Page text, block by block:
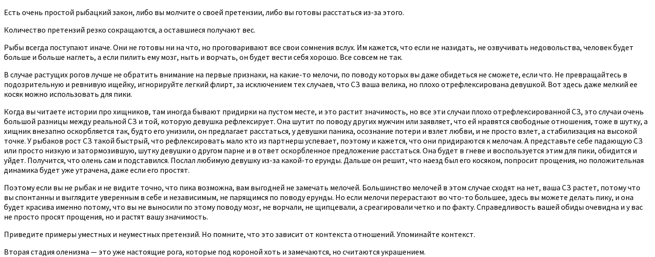
Есть очень простой рыбацкий закон, либо вы молчите о своей претензии, либо вы готовы расстаться из-за этого.
Количество претензий резко сокращаются, а оставшиеся получают вес.
Рыбы всегда поступают иначе. Они не готовы ни на что, но проговаривают все свои сомнения вслух. Им кажется, что если не назидать, не озвучивать недовольства, человек будет
больше и больше наглеть, а если пилить ему мозг, ныть и ворчать, он будет вести себя хорошо. Все совсем не так.
В случае растущих рогов лучше не обратить внимание на первые признаки, на какие-то мелочи, по поводу которых вы даже обидеться не сможете, если что. Не превращайтесь в
подозрительную и ревнивую ищейку, игнорируйте легкий флирт, за исключением тех случаев, что СЗ ваша велика, но плохо отрефлексирована девушкой. Вот здесь даже мелкий ее
косяк можно использовать для пики.
Когда вы читаете истории про хищников, там иногда бывают придирки на пустом месте, и это растит значимость, но все эти случаи плохо отрефлексированной СЗ, это случаи очень
большой разницы между реальной СЗ и той, которую девушка рефлексирует. Она шутит по поводу других мужчин или заявляет, что ей нравятся свободные отношения, тоже в шутку, а
хищник внезапно оскорбляется так, будто его унизили, он предлагает расстаться, у девушки паника, осознание потери и взлет любви, и не просто взлет, а стабилизация на высокой
точке. У рыбаков рост СЗ такой быстрый, что рефлексировать мало кто из партнерш успевает, поэтому и кажется, что они придираются к мелочам. А представьте себе падающую СЗ
или просто низкую и затормозившую, шутку девушки о другом парне и в ответ оскорбленное предложение расстаться. Она будет в гневе и воспользуется этим для пики, обидится и
уйдет. Получится, что олень сам и подставился. Послал любимую девушку из-за какой-то ерунды. Дальше он решит, что наезд был его косяком, попросит прощения, но положительная
динамика будет уже утрачена, даже если его простят.
Поэтому если вы не рыбак и не видите точно, что пика возможна, вам выгодней не замечать мелочей. Большинство мелочей в этом случае сходят на нет, ваша СЗ растет, потому что
вы спонтанны и выглядите уверенным в себе и независимым, не парящимся по поводу ерунды. Но если мелочи перерастают во что-то большее, здесь вы можете делать пику, и она
будет красива именно потому, что вы не выносили по этому поводу мозг, не ворчали, не щипцевали, а среагировали четко и по факту. Справедливость вашей обиды очевидна и у вас
не просто просят прощения, но и растят вашу значимость.
Приведите примеры уместных и неуместных претензий. Но помните, что это зависит от контекста отношений. Упоминайте контекст.
Вторая стадия оленизма — это уже настоящие рога, которые под короной хоть и замечаются, но считаются украшением.